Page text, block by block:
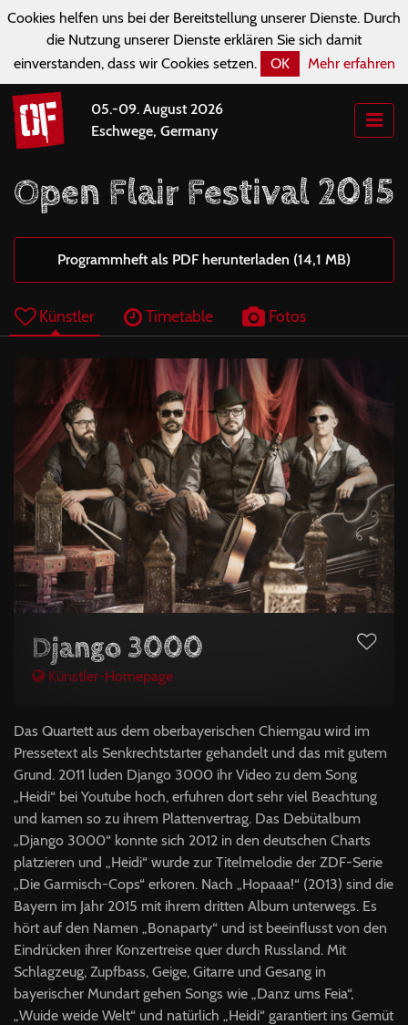
Cookies helfen uns bei der Bereitstellung unserer Dienste. Durch
die Nutzung unserer Dienste erklären Sie sich damit
einverstanden, dass wir Cookies setzen.
OK Mehr erfahren
05.-09. August 2026
Eschwege, Germany
Open Flair Festival 2015
Programmheft als PDF herunterladen (14,1 MB)
Künstler Timetable Fotos
Django 3000
Künstler-Homepage
Das Quartett aus dem oberbayerischen Chiemgau wird im
Pressetext als Senkrechtstarter gehandelt und das mit gutem
Grund. 2011 luden Django 3000 ihr Video zu dem Song
„Heidi“ bei Youtube hoch, erfuhren dort sehr viel Beachtung
und kamen so zu ihrem Plattenvertrag. Das Debütalbum
„Django 3000“ konnte sich 2012 in den deutschen Charts
platzieren und „Heidi“ wurde zur Titelmelodie der ZDF-Serie
„Die Garmisch-Cops“ erkoren. Nach „Hopaaa!“ (2013) sind die
Bayern im Jahr 2015 mit ihrem dritten Album unterwegs. Es
hört auf den Namen „Bonaparty“ und ist beeinflusst von den
Eindrücken ihrer Konzertreise quer durch Russland. Mit
Schlagzeug, Zupfbass, Geige, Gitarre und Gesang in
bayerischer Mundart gehen Songs wie „Danz ums Feia“,
„Wuide weide Welt“ und natürlich „Heidi“ garantiert ins Gemüt